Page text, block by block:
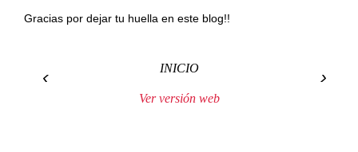
Gracias por dejar tu huella en este blog!!
‹ ›
INICIO
Ver versión web